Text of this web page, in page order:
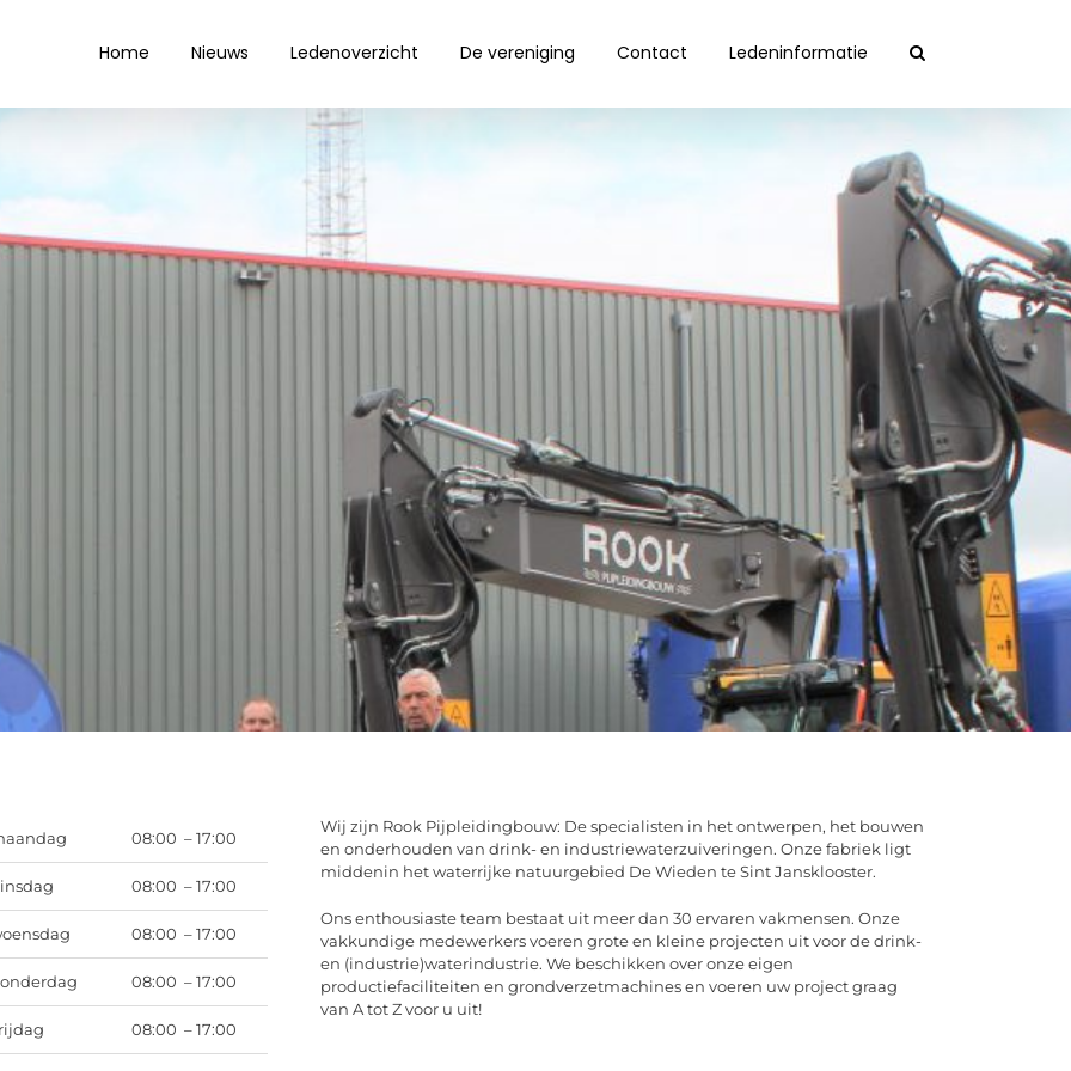
Home Nieuws Ledenoverzicht De vereniging Contact Ledeninformatie
08:00 – 17:00
08:00 – 17:00
08:00 – 17:00
08:00 – 17:00
08:00 – 17:00
Wij zijn Rook Pijpleidingbouw: De specialisten in het ontwerpen, het bouwen
en onderhouden van drink- en industriewaterzuiveringen. Onze fabriek ligt
middenin het waterrijke natuurgebied De Wieden te Sint Jansklooster.
Ons enthousiaste team bestaat uit meer dan 30 ervaren vakmensen. Onze
vakkundige medewerkers voeren grote en kleine projecten uit voor de drink-
en (industrie)waterindustrie. We beschikken over onze eigen
productiefaciliteiten en grondverzetmachines en voeren uw project graag
van A tot Z voor u uit!